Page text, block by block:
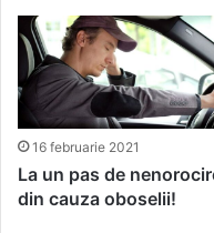
16 februarie 2021
La un pas de
din cauza oboselii!